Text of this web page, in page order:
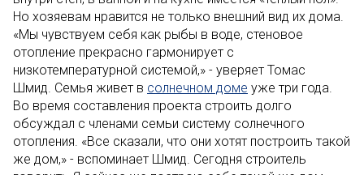
Но хозяевам нравится не только внешний вид их дома.
«Мы чувствуем себя как рыбы в воде, стеновое
отопление прекрасно гармонирует с
низкотемпературной системой,» - уверяет Томас
Шмид. Семья живет в солнечном доме уже три года.
Во время составления проекта строить долго
обсуждал с членами семьи систему солнечного
отопления. «Все сказали, что они хотят построить такой
же дом,» - вспоминает Шмид. Сегодня строитель